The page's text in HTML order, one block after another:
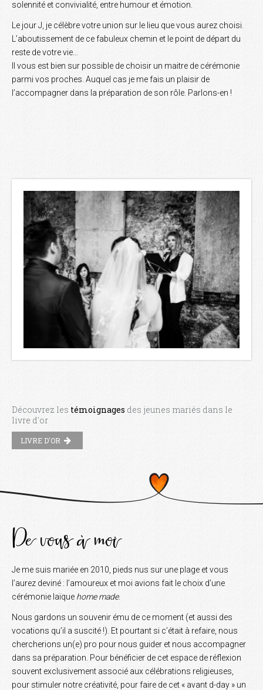
solennité et convivialité, entre humour et émotion.
Le jour J, je célèbre votre union sur le lieu que vous aurez choisi.
L’aboutissement de ce fabuleux chemin et le point de départ du
reste de votre vie…
Il vous est bien sur possible de choisir un maitre de cérémonie
parmi vos proches. Auquel cas je me fais un plaisir de
l’accompagner dans la préparation de son rôle. Parlons-en !
Découvrez les témoignages des jeunes mariés dans le
livre d'or
LIVRE D'OR
De vous à moi
Je me suis mariée en 2010, pieds nus sur une plage et vous
l’aurez deviné : l’amoureux et moi avions fait le choix d’une
cérémonie laïque home made.
Nous gardons un souvenir ému de ce moment (et aussi des
vocations qu’il a suscité !). Et pourtant si c’était à refaire, nous
chercherions un(e) pro pour nous guider et nous accompagner
dans sa préparation. Pour bénéficier de cet espace de réflexion
souvent exclusivement associé aux célébrations religieuses,
pour stimuler notre créativité, pour faire de cet « avant d-day » un